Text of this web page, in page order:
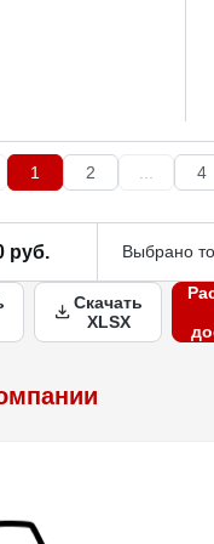
1 2 ... 4
руб. Выбрано
Скачать
XLSX